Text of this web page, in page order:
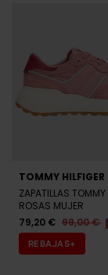
ROSAS MUJER
79,20 € 99,00 €
REBAJAS+